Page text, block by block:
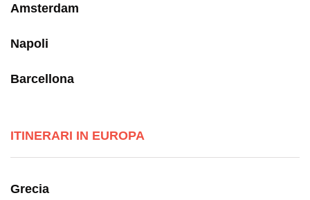
Amsterdam
Napoli
Barcellona
ITINERARI IN EUROPA
Grecia